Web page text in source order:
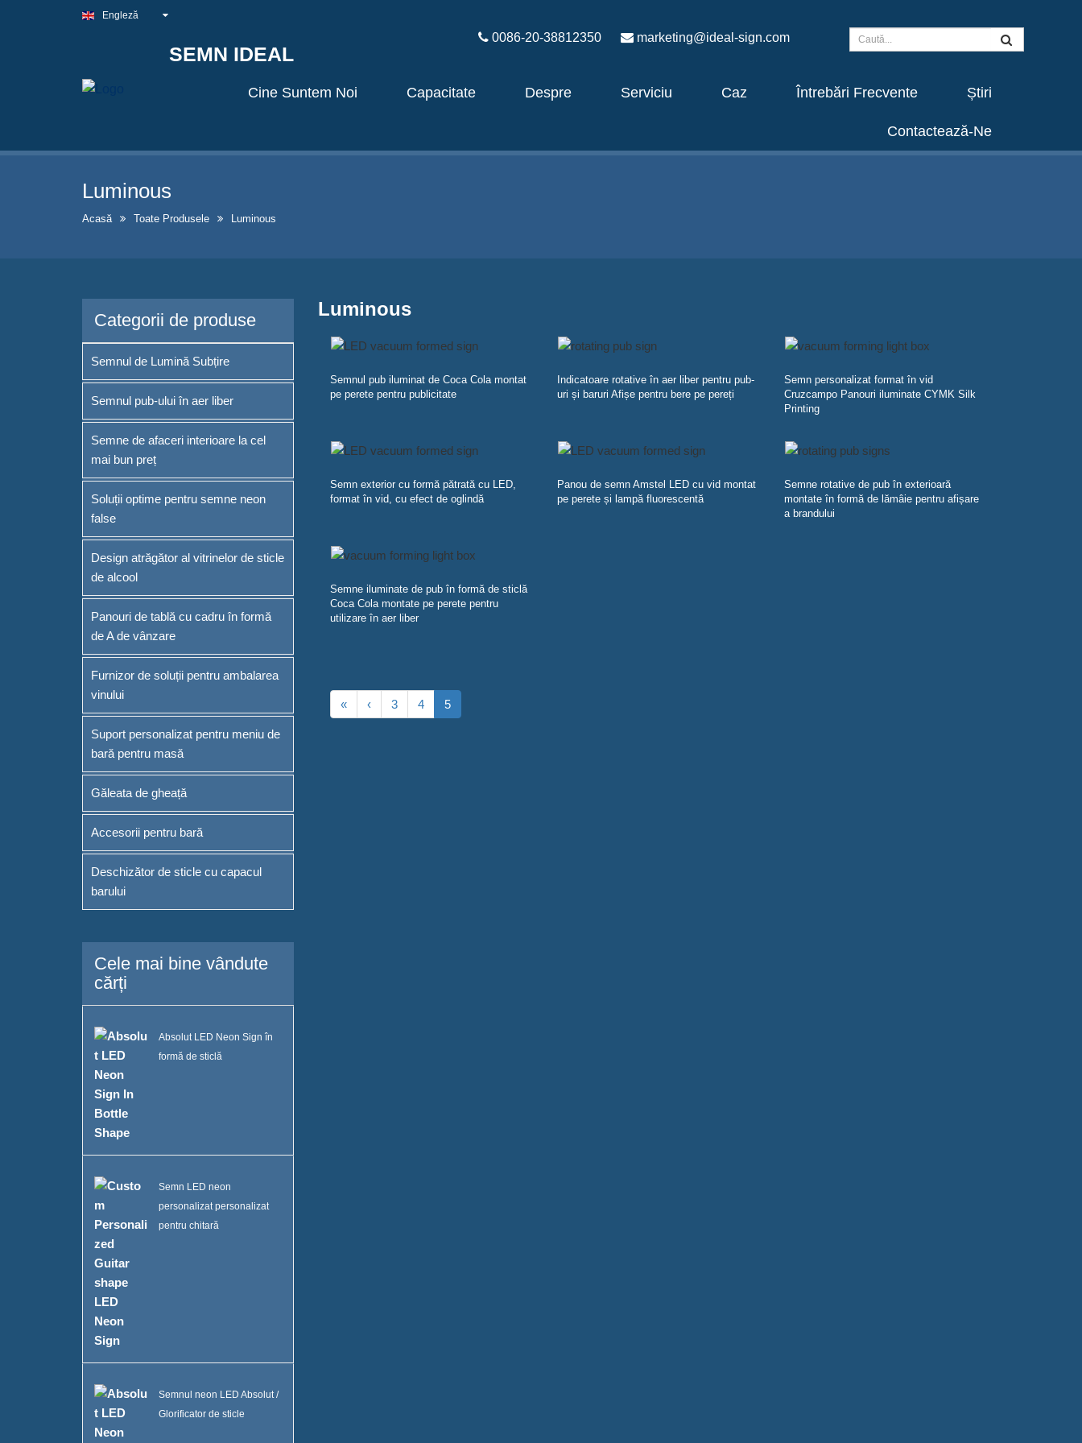
Engleză
SEMN IDEAL
0086-20-38812350 marketing@ideal-sign.com
Cine Suntem Noi Capacitate Despre Serviciu Caz Întrebări Frecvente Știri
Contactează-Ne
Luminous
Acasă Toate Produsele Luminous
Categorii de produse
Semnul de Lumină Subțire
Semnul pub-ului în aer liber
Semne de afaceri interioare la cel
mai bun preț
Soluții optime pentru semne neon
false
Design atrăgător al vitrinelor de sticle
de alcool
Panouri de tablă cu cadru în formă
de A de vânzare
Furnizor de soluții pentru ambalarea
vinului
Suport personalizat pentru meniu de
bară pentru masă
Găleata de gheață
Accesorii pentru bară
Deschizător de sticle cu capacul
barului
Cele mai bine vândute
cărți
Absolut LED Neon Sign în
formă de sticlă
Semn LED neon
personalizat personalizat
pentru chitară
Semnul neon LED Absolut /
Glorificator de sticle
Luminous
Semnul pub iluminat de Coca Cola montat
pe perete pentru publicitate
Indicatoare rotative în aer liber pentru pub-
uri și baruri Afișe pentru bere pe pereți
Semn personalizat format în vid
Cruzcampo Panouri iluminate CYMK Silk
Printing
Semn exterior cu formă pătrată cu LED,
format în vid, cu efect de oglindă
Panou de semn Amstel LED cu vid montat
pe perete și lampă fluorescentă
Semne rotative de pub în exterioară
montate în formă de lămâie pentru afișare
a brandului
Semne iluminate de pub în formă de sticlă
Coca Cola montate pe perete pentru
utilizare în aer liber
« ‹ 3 4 5